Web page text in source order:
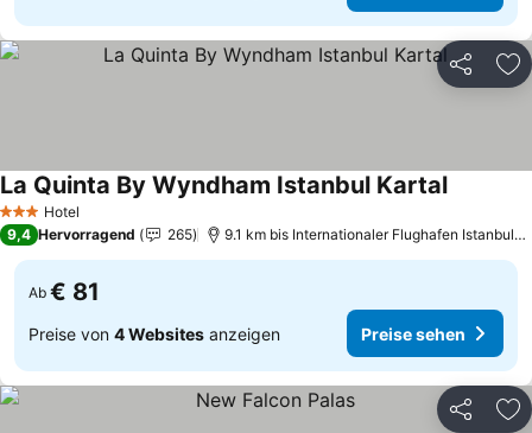
Teilen
3 SterneHotel
La Quinta By Wyndham Istanbul KartalPreise
9,4 Hervorragend 265 9.1 km bis Internationaler Flughafen Istanbul-
Ab € 81
Preise von 4 Websites anzeigen Preise sehen
Teilen